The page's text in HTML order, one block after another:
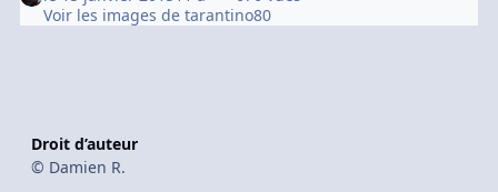
Voir les images de tarantino80
Droit d’auteur
© Damien R.